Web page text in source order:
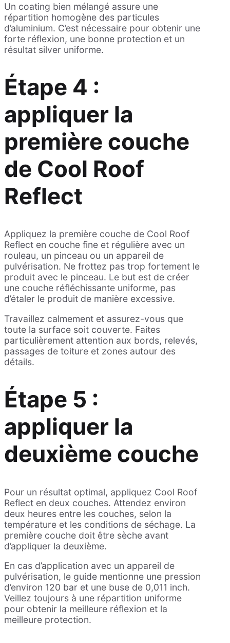
Un coating bien mélangé assure une
répartition homogène des particules
d’aluminium. C’est nécessaire pour obtenir une
forte réflexion, une bonne protection et un
résultat silver uniforme.
Étape 4 :
appliquer la
première couche
de Cool Roof
Reflect
Appliquez la première couche de Cool Roof
Reflect en couche fine et régulière avec un
rouleau, un pinceau ou un appareil de
pulvérisation. Ne frottez pas trop fortement le
produit avec le pinceau. Le but est de créer
une couche réfléchissante uniforme, pas
d’étaler le produit de manière excessive.
Travaillez calmement et assurez-vous que
toute la surface soit couverte. Faites
particulièrement attention aux bords, relevés,
passages de toiture et zones autour des
détails.
Étape 5 :
appliquer la
deuxième couche
Pour un résultat optimal, appliquez Cool Roof
Reflect en deux couches. Attendez environ
deux heures entre les couches, selon la
température et les conditions de séchage. La
première couche doit être sèche avant
d’appliquer la deuxième.
En cas d’application avec un appareil de
pulvérisation, le guide mentionne une pression
d’environ 120 bar et une buse de 0,011 inch.
Veillez toujours à une répartition uniforme
pour obtenir la meilleure réflexion et la
meilleure protection.